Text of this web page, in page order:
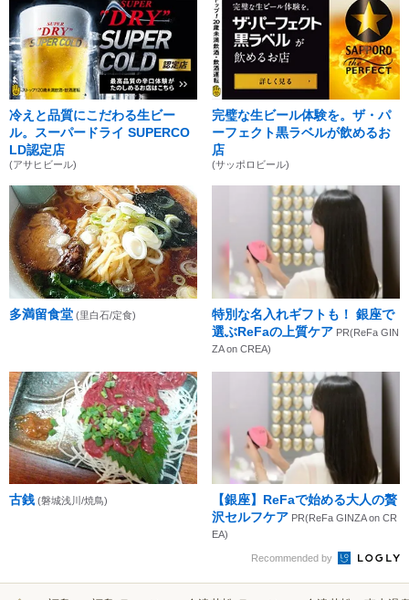
冷えと品質にこだわる生ビー
ル。スーパードライ SUPERCO
LD認定店
(アサヒビール)
完璧な生ビール体験を。ザ・パ
ーフェクト黒ラベルが飲めるお
店
(サッポロビール)
多満留食堂 (里白石/定食)
特別な名入れギフトも！ 銀座で
選ぶReFaの上質ケア PR(ReFa GIN
ZA on CREA)
古銭 (磐城浅川/焼鳥)
【銀座】ReFaで始める大人の贅
沢セルフケア PR(ReFa GINZA on CR
EA)
Recommended by